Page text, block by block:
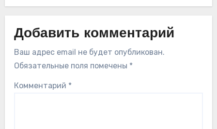
Добавить комментарий
Ваш адрес email не будет опубликован.
Обязательные поля помечены *
Комментарий *